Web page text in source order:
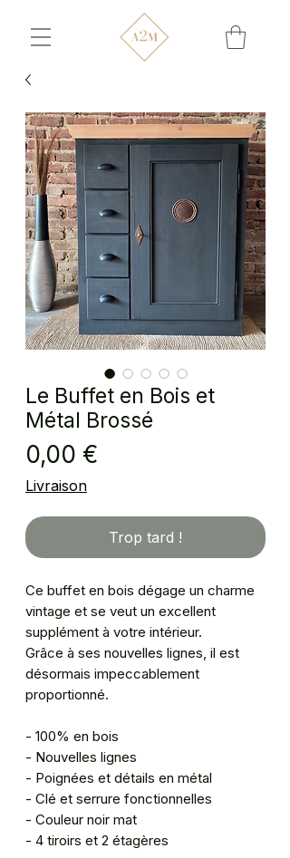
Le Buffet en Bois et
Métal Brossé
0,00 €
Livraison
Trop tard !
Ce buffet en bois dégage un charme
vintage et se veut un excellent
supplément à votre intérieur.
Grâce à ses nouvelles lignes, il est
désormais impeccablement
proportionné.
- 100% en bois
- Nouvelles lignes
- Poignées et détails en métal
- Clé et serrure fonctionnelles
- Couleur noir mat
- 4 tiroirs et 2 étagères